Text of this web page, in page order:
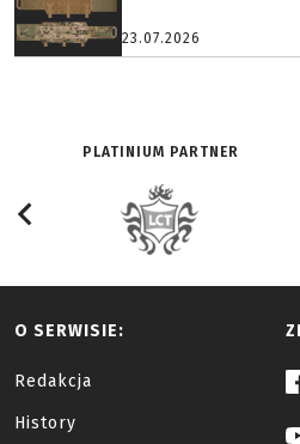
23.07.2026
PLATINIUM PARTNER
O SERWISIE:
Redakcja
History